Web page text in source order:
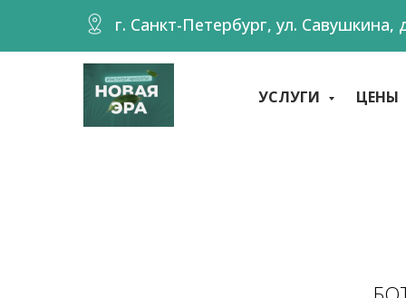
г. Санкт-Петербург, ул. Савушкина,
УСЛУГИ ЦЕНЫ